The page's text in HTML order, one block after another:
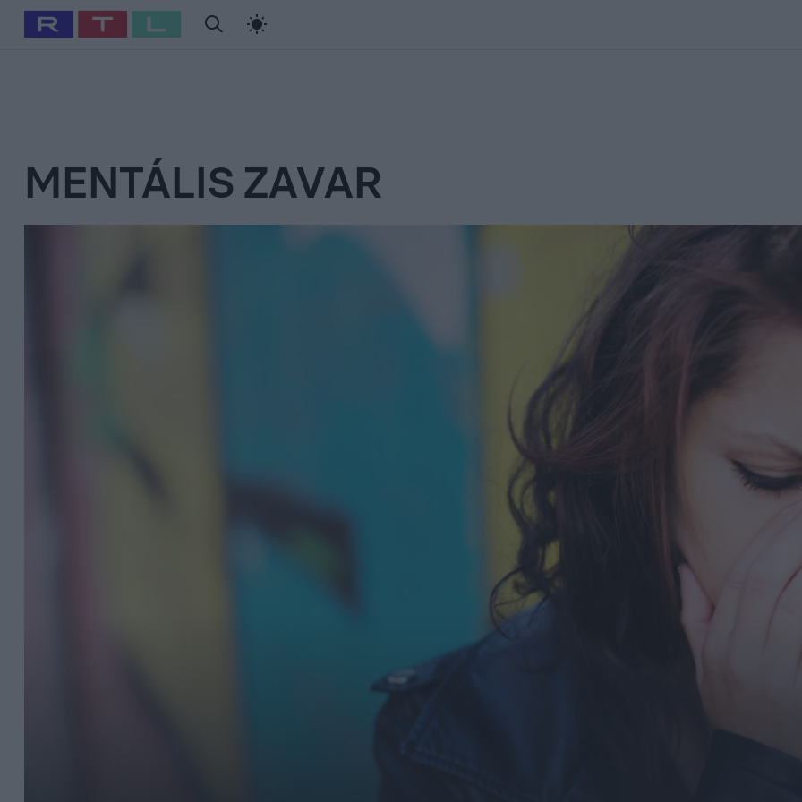
Babits Marcella Szellő István Most Wanted
MENTÁLIS ZAVAR